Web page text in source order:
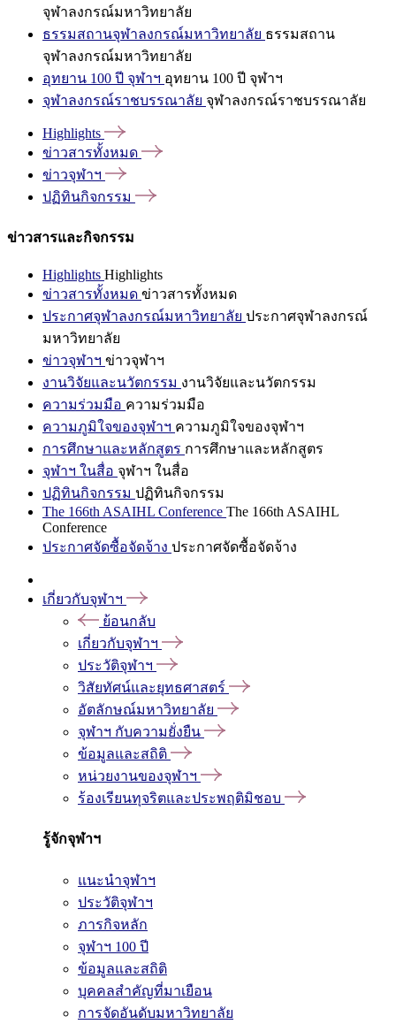
จุฬาลงกรณ์มหาวิทยาลัย
ธรรมสถานจุฬาลงกรณ์มหาวิทยาลัย ธรรมสถาน
จุฬาลงกรณ์มหาวิทยาลัย
อุทยาน 100 ปี จุฬาฯ อุทยาน 100 ปี จุฬาฯ
จุฬาลงกรณ์ราชบรรณาลัย จุฬาลงกรณ์ราชบรรณาลัย
Highlights
ข่าวสารทั้งหมด
ข่าวจุฬาฯ
ปฏิทินกิจกรรม
ข่าวสารและกิจกรรม
Highlights Highlights
ข่าวสารทั้งหมด ข่าวสารทั้งหมด
ประกาศจุฬาลงกรณ์มหาวิทยาลัย ประกาศจุฬาลงกรณ์
มหาวิทยาลัย
ข่าวจุฬาฯ ข่าวจุฬาฯ
งานวิจัยและนวัตกรรม งานวิจัยและนวัตกรรม
ความร่วมมือ ความร่วมมือ
ความภูมิใจของจุฬาฯ ความภูมิใจของจุฬาฯ
การศึกษาและหลักสูตร การศึกษาและหลักสูตร
จุฬาฯ ในสื่อ จุฬาฯ ในสื่อ
ปฏิทินกิจกรรม ปฏิทินกิจกรรม
The 166th ASAIHL Conference The 166th ASAIHL
Conference
ประกาศจัดซื้อจัดจ้าง ประกาศจัดซื้อจัดจ้าง
เกี่ยวกับจุฬาฯ
ย้อนกลับ
เกี่ยวกับจุฬาฯ
ประวัติจุฬาฯ
วิสัยทัศน์และยุทธศาสตร์
อัตลักษณ์มหาวิทยาลัย
จุฬาฯ กับความยั่งยืน
ข้อมูลและสถิติ
หน่วยงานของจุฬาฯ
ร้องเรียนทุจริตและประพฤติมิชอบ
รู้จักจุฬาฯ
แนะนำจุฬาฯ
ประวัติจุฬาฯ
ภารกิจหลัก
จุฬาฯ 100 ปี
ข้อมูลและสถิติ
บุคคลสำคัญที่มาเยือน
การจัดอันดับมหาวิทยาลัย